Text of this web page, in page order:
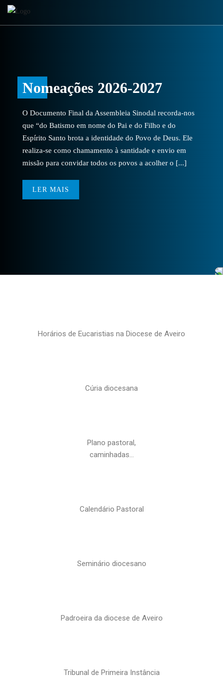
Nomeações 2026-2027
O Documento Final da Assembleia Sinodal recorda-nos
que “do Batismo em nome do Pai e do Filho e do
Espírito Santo brota a identidade do Povo de Deus. Ele
realiza-se como chamamento à santidade e envio em
missão para convidar todos os povos a acolher o [...]
LER MAIS
Horários de Eucaristias na Diocese de Aveiro
Cúria diocesana
Plano pastoral,
caminhadas…
Calendário Pastoral
Seminário diocesano
Padroeira da diocese de Aveiro
Tribunal de Primeira Instância